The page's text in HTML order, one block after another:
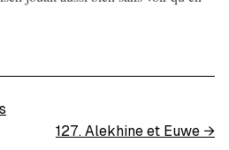
127. Alekhine et Euwe →